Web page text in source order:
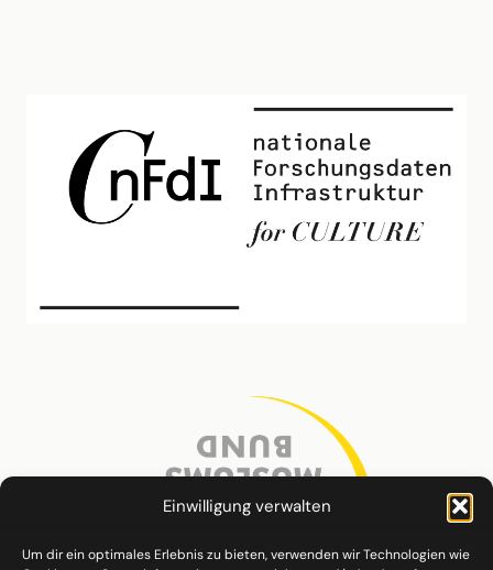
Einwilligung verwalten
Um dir ein optimales Erlebnis zu bieten, verwenden wir Technologien wie